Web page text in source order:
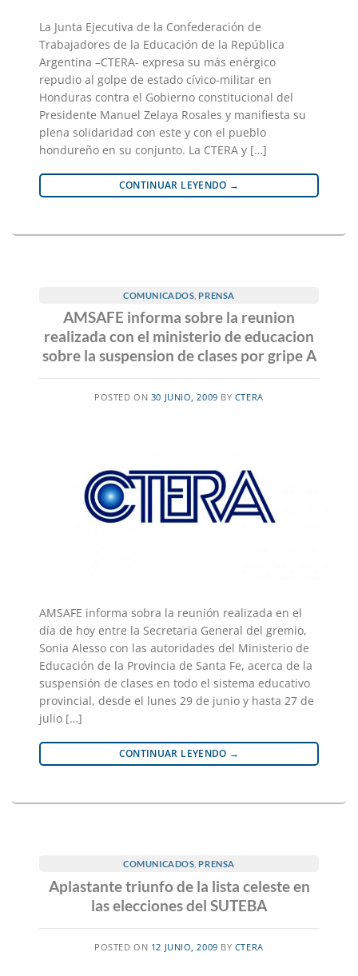
La Junta Ejecutiva de la Confederación de
Trabajadores de la Educación de la República
Argentina –CTERA- expresa su más enérgico
repudio al golpe de estado cívico-militar en
Honduras contra el Gobierno constitucional del
Presidente Manuel Zelaya Rosales y manifiesta su
plena solidaridad con este y con el pueblo
hondureño en su conjunto. La CTERA y […]
CONTINUAR LEYENDO →
COMUNICADOS ,PRENSA
AMSAFE informa sobre la reunion
realizada con el ministerio de educacion
sobre la suspension de clases por gripe A
POSTED ON 30 JUNIO, 2009 BY CTERA
AMSAFE informa sobra la reunión realizada en el
día de hoy entre la Secretaria General del gremio,
Sonia Alesso con las autoridades del Ministerio de
Educación de la Provincia de Santa Fe, acerca de la
suspensión de clases en todo el sistema educativo
provincial, desde el lunes 29 de junio y hasta 27 de
julio […]
CONTINUAR LEYENDO →
COMUNICADOS ,PRENSA
Aplastante triunfo de la lista celeste en
las elecciones del SUTEBA
POSTED ON 12 JUNIO, 2009 BY CTERA